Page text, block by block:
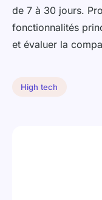
de 7 à 30 jours.
fonctionnalités
et évaluer la
High tech